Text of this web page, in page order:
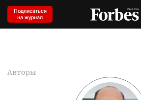
Подписаться
на журнал
Авторы